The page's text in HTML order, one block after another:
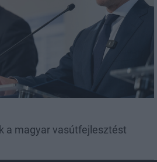
a magyar vasútfejlesztést